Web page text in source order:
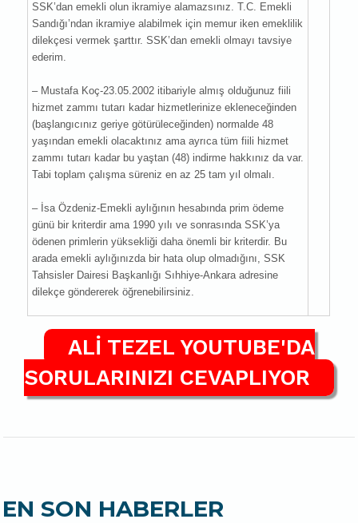
SSK’dan emekli olun ikramiye alamazsınız. T.C. Emekli
Sandığı’ndan ikramiye alabilmek için memur iken emeklilik
dilekçesi vermek şarttır. SSK’dan emekli olmayı tavsiye
ederim.
– Mustafa Koç-23.05.2002 itibariyle almış olduğunuz fiili
hizmet zammı tutarı kadar hizmetlerinize ekleneceğinden
(başlangıcınız geriye götürüleceğinden) normalde 48
yaşından emekli olacaktınız ama ayrıca tüm fiili hizmet
zammı tutarı kadar bu yaştan (48) indirme hakkınız da var.
Tabi toplam çalışma süreniz en az 25 tam yıl olmalı.
– İsa Özdeniz-Emekli aylığının hesabında prim ödeme
günü bir kriterdir ama 1990 yılı ve sonrasında SSK’ya
ödenen primlerin yüksekliği daha önemli bir kriterdir. Bu
arada emekli aylığınızda bir hata olup olmadığını, SSK
Tahsisler Dairesi Başkanlığı Sıhhiye-Ankara adresine
dilekçe göndererek öğrenebilirsiniz.
ALİ TEZEL YOUTUBE'DA
SORULARINIZI CEVAPLIYOR
EN SON HABERLER